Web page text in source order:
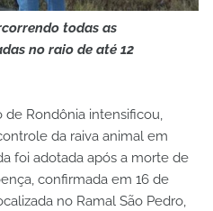
todas as
no raio de até 12
de Rondônia intensificou,
da raiva animal em
foi adotada após a morte de
confirmada em 16 de
no Ramal São Pedro,